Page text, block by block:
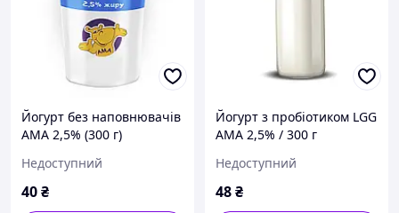
Йогурт без наповнювачів
АМА 2,5% (300 г)
Недоступний
40₴
Йогурт з пробіотиком LGG
АМА 2,5% / 300 г
Недоступний
48₴